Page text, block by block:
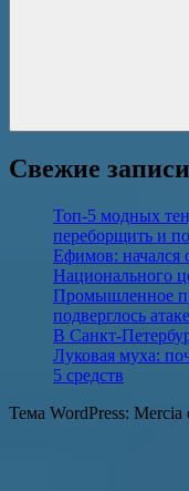
Свежие записи
Топ-5 модных
переборщить и
Ефимов: начался
Национального
Промышленное
подверглось
В Санкт-
Луковая муха:
5 средств
Тема WordPress: Mercia